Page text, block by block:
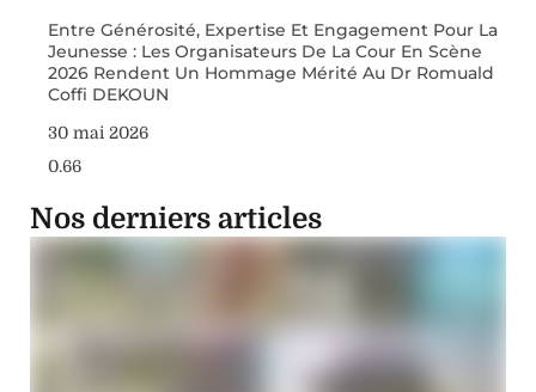
Entre Générosité, Expertise Et Engagement Pour La
Jeunesse : Les Organisateurs De La Cour En Scène
2026 Rendent Un Hommage Mérité Au Dr Romuald
Coffi DEKOUN
30 mai 2026
Nos derniers articles